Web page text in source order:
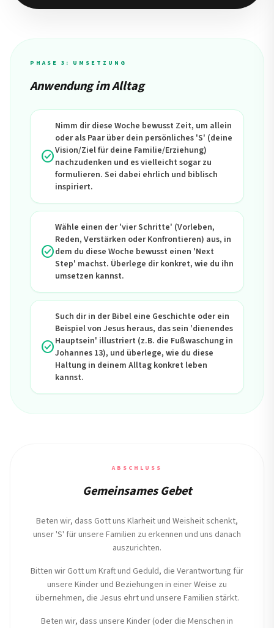
PHASE 3: UMSETZUNG
Anwendung im Alltag
check_circle
Nimm dir diese Woche bewusst Zeit, um allein
oder als Paar über dein persönliches 'S' (deine
Vision/Ziel für deine Familie/Erziehung)
nachzudenken und es vielleicht sogar zu
formulieren. Sei dabei ehrlich und biblisch
inspiriert.
check_circle
Wähle einen der 'vier Schritte' (Vorleben,
Reden, Verstärken oder Konfrontieren) aus, in
dem du diese Woche bewusst einen 'Next
Step' machst. Überlege dir konkret, wie du ihn
umsetzen kannst.
check_circle
Such dir in der Bibel eine Geschichte oder ein
Beispiel von Jesus heraus, das sein 'dienendes
Hauptsein' illustriert (z.B. die Fußwaschung in
Johannes 13), und überlege, wie du diese
Haltung in deinem Alltag konkret leben
kannst.
ABSCHLUSS
Gemeinsames Gebet
Beten wir, dass Gott uns Klarheit und Weisheit schenkt,
unser 'S' für unsere Familien zu erkennen und uns danach
auszurichten.
Bitten wir Gott um Kraft und Geduld, die Verantwortung für
unsere Kinder und Beziehungen in einer Weise zu
übernehmen, die Jesus ehrt und unsere Familien stärkt.
Beten wir, dass unsere Kinder (oder die Menschen in